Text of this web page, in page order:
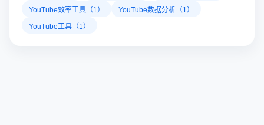
YouTube效率工具（1）
YouTube数据分析（1）
YouTube工具（1）